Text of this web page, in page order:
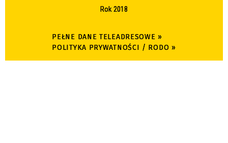
Rok 2018
PEŁNE DANE TELEADRESOWE »
POLITYKA PRYWATNOŚCI / RODO »